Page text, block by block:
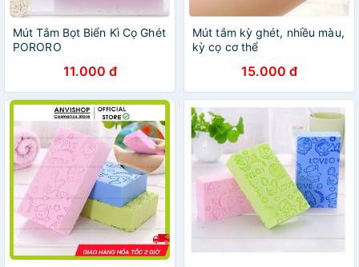
Mút Tắm Bọt Biển Kì Cọ Ghét
PORORO
11.000 đ
Mút tắm kỳ ghét, nhiều màu,
kỳ cọ cơ thể
15.000 đ